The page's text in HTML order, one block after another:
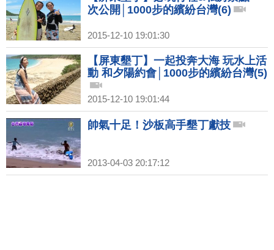
次公開│1000步的繽紛台灣(6)
2015-12-10 19:01:30
【屏東墾丁】一起投奔大海 玩水上活
動 和夕陽約會│1000步的繽紛台灣(5)
2015-12-10 19:01:44
帥氣十足！沙板高手墾丁獻技
2013-04-03 20:17:12